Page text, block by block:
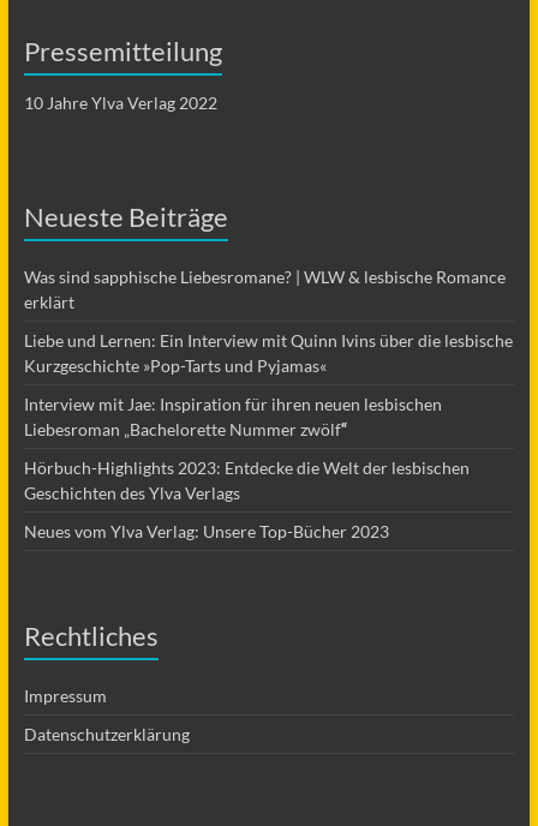
Pressemitteilung
10 Jahre Ylva Verlag 2022
Neueste Beiträge
Was sind sapphische Liebesromane? | WLW & lesbische Romance
erklärt
Liebe und Lernen: Ein Interview mit Quinn Ivins über die lesbische
Kurzgeschichte »Pop-Tarts und Pyjamas«
Interview mit Jae: Inspiration für ihren neuen lesbischen
Liebesroman „Bachelorette Nummer zwölf“
Hörbuch-Highlights 2023: Entdecke die Welt der lesbischen
Geschichten des Ylva Verlags
Neues vom Ylva Verlag: Unsere Top-Bücher 2023
Rechtliches
Impressum
Datenschutzerklärung